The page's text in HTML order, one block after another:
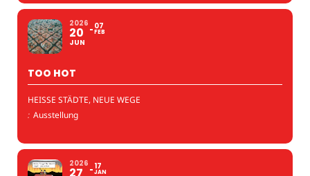
2026
20
JUN
07
FEB
TOO HOT
HEISSE STÄDTE, NEUE WEGE
: Ausstellung
2026 17
JAN